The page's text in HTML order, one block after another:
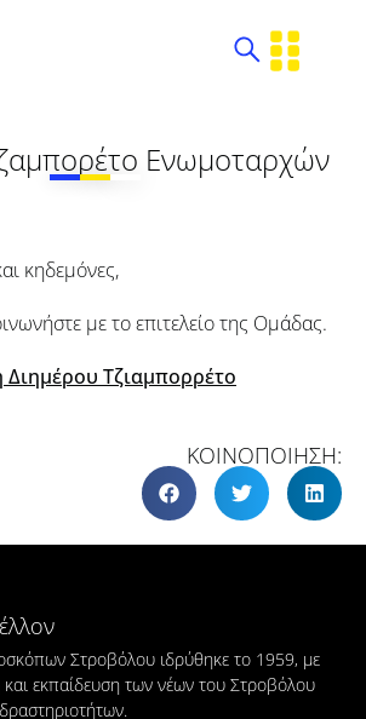
Ενωμοταρχών
κηδεμόνες,
με το επιτελείο της Ομάδας.
Τζιαμπορρέτο
ΚΟΙΝΟΠΟΙΗΣΗ:
Στροβόλου ιδρύθηκε το 1959, με
εκπαίδευση των νέων του Στροβόλου